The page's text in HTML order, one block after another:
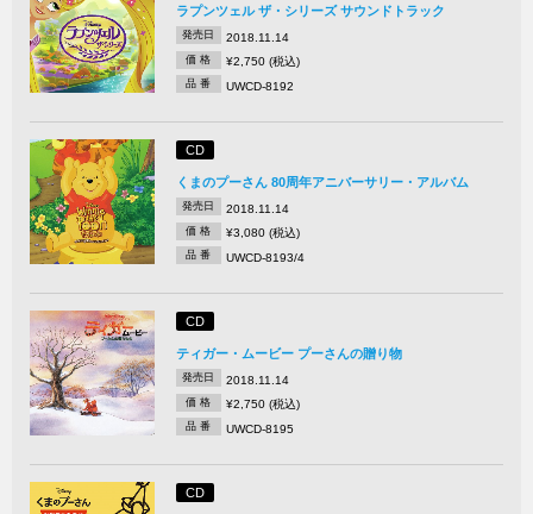
ラプンツェル ザ・シリーズ サウンドトラック
発売日 2018.11.14
価 格 ¥2,750 (税込)
品 番 UWCD-8192
CD
くまのプーさん 80周年アニバーサリー・アルバム
発売日 2018.11.14
価 格 ¥3,080 (税込)
品 番 UWCD-8193/4
CD
ティガー・ムービー プーさんの贈り物
発売日 2018.11.14
価 格 ¥2,750 (税込)
品 番 UWCD-8195
CD